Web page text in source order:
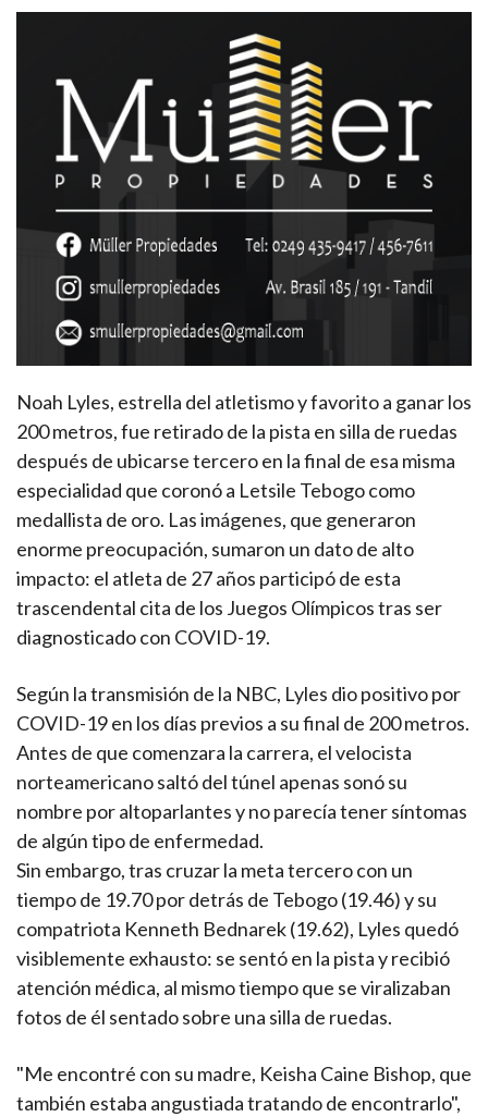
Noah Lyles, estrella del atletismo y favorito a ganar los
200 metros, fue retirado de la pista en silla de ruedas
después de ubicarse tercero en la final de esa misma
especialidad que coronó a Letsile Tebogo como
medallista de oro. Las imágenes, que generaron
enorme preocupación, sumaron un dato de alto
impacto: el atleta de 27 años participó de esta
trascendental cita de los Juegos Olímpicos tras ser
diagnosticado con COVID-19.
Según la transmisión de la NBC, Lyles dio positivo por
COVID-19 en los días previos a su final de 200 metros.
Antes de que comenzara la carrera, el velocista
norteamericano saltó del túnel apenas sonó su
nombre por altoparlantes y no parecía tener síntomas
de algún tipo de enfermedad.
Sin embargo, tras cruzar la meta tercero con un
tiempo de 19.70 por detrás de Tebogo (19.46) y su
compatriota Kenneth Bednarek (19.62), Lyles quedó
visiblemente exhausto: se sentó en la pista y recibió
atención médica, al mismo tiempo que se viralizaban
fotos de él sentado sobre una silla de ruedas.
"Me encontré con su madre, Keisha Caine Bishop, que
también estaba angustiada tratando de encontrarlo",